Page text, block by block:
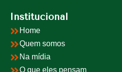
Institucional
Home
Quem somos
Na mídia
O que eles pensam